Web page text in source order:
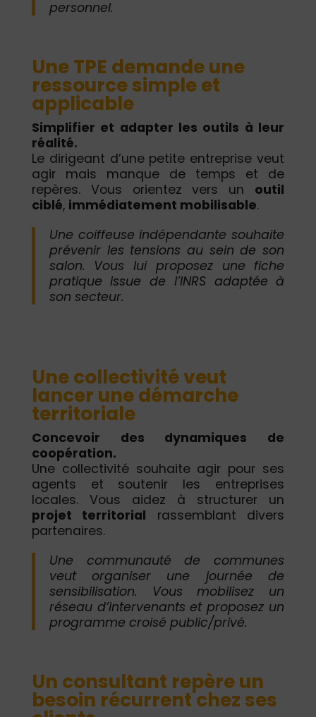
personnel.
Une TPE demande une
ressource simple et
applicable
Simplifier et adapter les outils à leur
réalité.
Le dirigeant d’une petite entreprise veut
agir mais manque de temps et de
repères. Vous orientez vers un outil
ciblé, immédiatement mobilisable.
Une coiffeuse indépendante souhaite
prévenir les tensions au sein de son
salon. Vous lui proposez une fiche
pratique issue de l’INRS adaptée à
son secteur.
Une collectivité veut
lancer une démarche
territoriale
Concevoir des dynamiques de
coopération.
Une collectivité souhaite agir pour ses
agents et soutenir les entreprises
locales. Vous aidez à structurer un
projet territorial rassemblant divers
partenaires.
Une communauté de communes
veut organiser une journée de
sensibilisation. Vous mobilisez un
réseau d’intervenants et proposez un
programme croisé public/privé.
Un consultant repère un
besoin récurrent chez ses